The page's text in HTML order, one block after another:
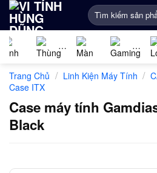
Bỏ
qua
nội
dung
Tìm
kiếm:
kiện
máy
tính
Gaming
Hình
Tính
Gear
Trang Chủ / Linh Kiện Máy Tính /
Case ITX
Case máy tính
Black